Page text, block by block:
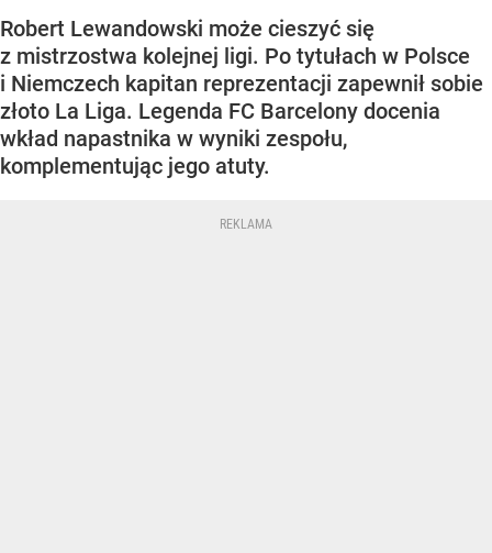
Robert Lewandowski może cieszyć się
z mistrzostwa kolejnej ligi. Po tytułach w Polsce
i Niemczech kapitan reprezentacji zapewnił sobie
złoto La Liga. Legenda FC Barcelony docenia
wkład napastnika w wyniki zespołu,
komplementując jego atuty.